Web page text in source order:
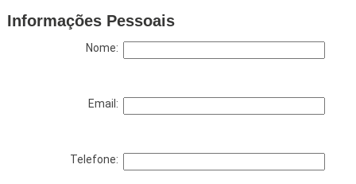
Informações Pessoais
Nome:
Email:
Telefone: